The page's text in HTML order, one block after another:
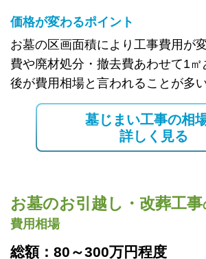
価格が変わるポイント
お墓の区画面積により工事費用が
費や廃材処分・撤去費あわせて1
後が費用相場と言われることが多い
墓じまい工事の相
詳しく見る
お墓のお引越し・改葬工事
費用相場
総額：80～300万円程度